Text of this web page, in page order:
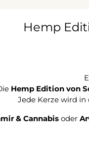
Hemp
Hemp Edition von
Jede Kerze wird
& Cannabis oder